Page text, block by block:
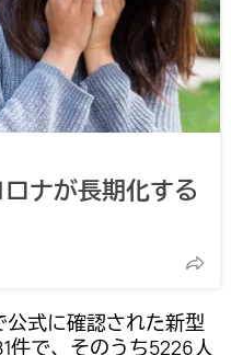
ナが長期化する
式に確認された新型
件で、そのうち5226人